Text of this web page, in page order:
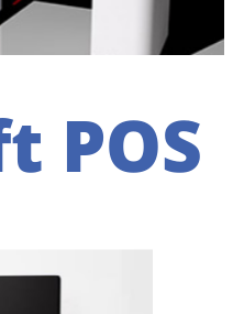
POS